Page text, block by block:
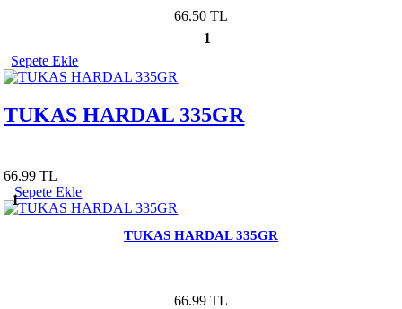
66.50 TL
1
Sepete Ekle
TUKAS HARDAL 335GR
66.99 TL
1
Sepete Ekle
TUKAS HARDAL 335GR
66.99 TL